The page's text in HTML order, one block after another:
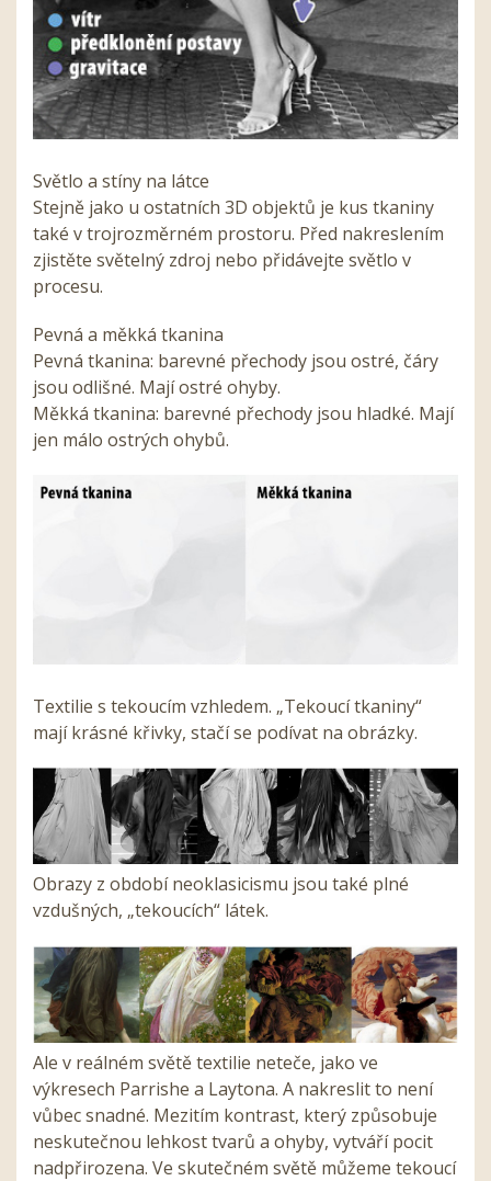
Světlo a stíny na látce
Stejně jako u ostatních 3D objektů je kus tkaniny
také v trojrozměrném prostoru. Před nakreslením
zjistěte světelný zdroj nebo přidávejte světlo v
procesu.
Pevná a měkká tkanina
Pevná tkanina: barevné přechody jsou ostré, čáry
jsou odlišné. Mají ostré ohyby.
Měkká tkanina: barevné přechody jsou hladké. Mají
jen málo ostrých ohybů.
Textilie s tekoucím vzhledem. „Tekoucí tkaniny“
mají krásné křivky, stačí se podívat na obrázky.
Obrazy z období neoklasicismu jsou také plné
vzdušných, „tekoucích“ látek.
Ale v reálném světě textilie neteče, jako ve
výkresech Parrishe a Laytona. A nakreslit to není
vůbec snadné. Mezitím kontrast, který způsobuje
neskutečnou lehkost tvarů a ohyby, vytváří pocit
nadpřirozena. Ve skutečném světě můžeme tekoucí